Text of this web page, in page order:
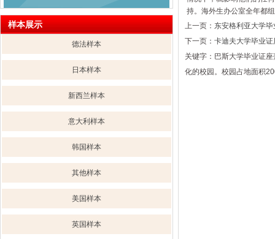
样本展示
德法样本
日本样本
新西兰样本
意大利样本
韩国样本
其他样本
美国样本
英国样本
持。海外生办公室全年都
上一页： 东安格利亚大学
下一页： 卡迪夫大学毕业证
关键字：巴斯大学毕业证
化的校园。校园占地面积